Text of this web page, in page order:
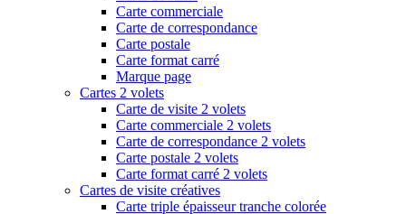
Carte commerciale
Carte de correspondance
Carte postale
Carte format carré
Marque page
Cartes 2 volets
Carte de visite 2 volets
Carte commerciale 2 volets
Carte de correspondance 2 volets
Carte postale 2 volets
Carte format carré 2 volets
Cartes de visite créatives
Carte triple épaisseur tranche colorée